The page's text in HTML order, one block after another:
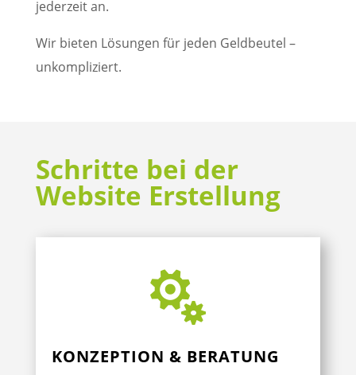
jederzeit an.
Wir bieten Lösungen für jeden Geldbeutel –
unkompliziert.
Schritte bei der
Website Erstellung

KONZEPTION & BERATUNG